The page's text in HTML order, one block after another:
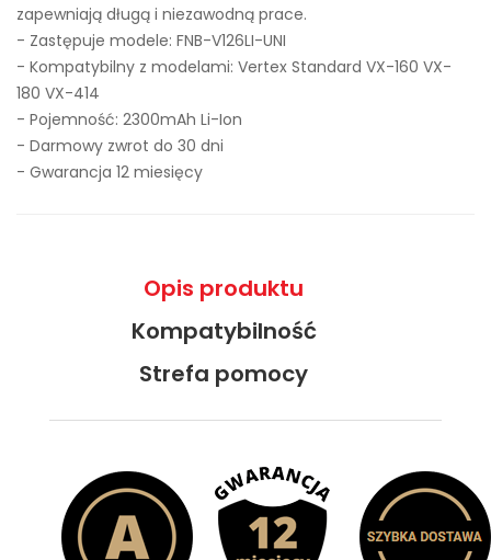
zapewniają długą i niezawodną prace.
- Zastępuje modele: FNB-V126LI-UNI
- Kompatybilny z modelami: Vertex Standard VX-160 VX-
180 VX-414
- Pojemność: 2300mAh Li-Ion
- Darmowy zwrot do 30 dni
- Gwarancja 12 miesięcy
Opis produktu
Kompatybilność
Strefa pomocy